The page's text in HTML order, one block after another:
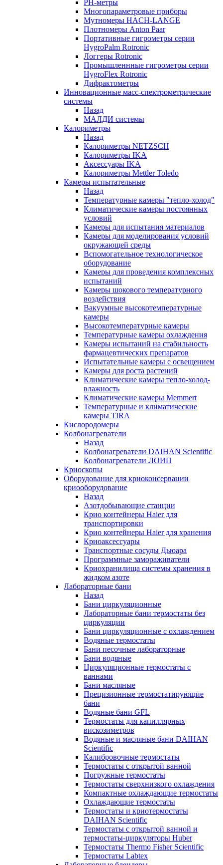
РH-метры
Многопараметровые приборы
Мутномеры HACH-LANGE
Плотномеры Anton Paar
Портативные гигрометры серии
HygroPalm Rotronic
Логгеры Rotronic
Промышленнные гигрометры серии
HygroFlex Rotronic
Дифрактометры
Инновационные масс-спектрометрические
системы
Назад
МАЛДИ системы
Калориметры
Назад
Калориметры NETZSCH
Калориметры IKA
Аксессуары IKA
Калориметры Mettler Toledo
Камеры испытательные
Назад
Температурные камеры "тепло-холод"
Климатические камеры постоянных
условий
Камеры для испытания материалов
Камеры для моделирования условий
окружающей среды
Вспомогательное технологическое
оборудование
Камеры для проведения комплексных
испытаний
Камеры шокового температурного
воздействия
Вакуумные высокотемпературные
камеры
Высокотемпературные камеры
Температурные камеры охлаждения
Камеры испытаний на стабильность
фармацевтических препаратов
Испытательные камеры с освещением
Камеры для роста растений
Климатические камеры тепло-холод-
влажность
Климатические камеры Memmert
Температурные и климатические
камеры TIRA
Кислородомеры
Колбонагреватели
Назад
Колбонагреватели DAIHAN Scientific
Колбонагреватели ЛОИП
Криоскопы
Оборудование для криоконсервации
криооборудование
Назад
Азотдобывающие станции
Крио контейнеры Haier для
транспортировки
Крио контейнеры Haier для хранения
Криоаксессуары
Транспортные сосуды Дьюара
Программные замораживатели
Криохранилища системы хранения в
жидком азоте
Лабораторные бани
Назад
Бани циркуляционные
Лабораторные бани термостаты без
циркуляции
Бани циркуляционные с охлаждением
Водяные термостаты
Бани песочные лабораторные
Бани водяные
Циркуляционные термостаты с
ваннами
Бани масляные
Прецизионные термостатирующие
бани
Водяные бани GFL
Термостаты для капиллярных
вискозиметров
Водяные и масляные бани DAIHAN
Scientific
Калибровочные термостаты
Термостаты с открытой ванной
Погружные термостаты
Термостаты сверхнизкого охлаждения
Компактные охлаждающие термостаты
Охлаждающие термостаты
Термостаты и криотермостаты
DAIHAN Scientific
Термостаты с открытой ванной и
термостаты-циркуляторы Huber
Термостаты Thermo Fisher Scientific
Термостаты Labtex